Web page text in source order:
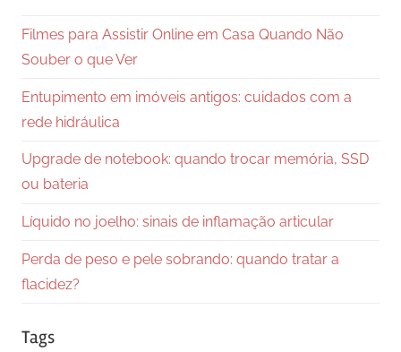
Filmes para Assistir Online em Casa Quando Não
Souber o que Ver
Entupimento em imóveis antigos: cuidados com a
rede hidráulica
Upgrade de notebook: quando trocar memória, SSD
ou bateria
Líquido no joelho: sinais de inflamação articular
Perda de peso e pele sobrando: quando tratar a
flacidez?
Tags